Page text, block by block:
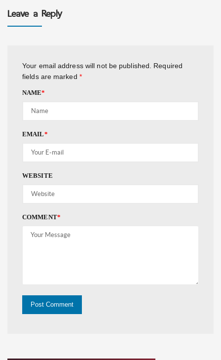
Leave a Reply
Your email address will not be published.
Required
fields are marked *
NAME*
EMAIL*
WEBSITE
COMMENT*